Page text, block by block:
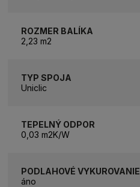
ROZMER BALÍKA
2,23 m2
TYP SPOJA
Uniclic
TEPELNÝ ODPOR
0,03 m2K/W
PODLAHOVÉ VYKUROVANIE
áno